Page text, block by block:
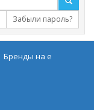
Забыли пароль?
Бренды на e